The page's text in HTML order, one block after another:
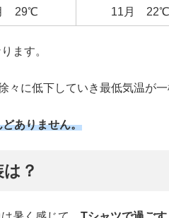
29℃ 11月 22℃
ます。
々に低下していき最低気温が一
ありません。
？